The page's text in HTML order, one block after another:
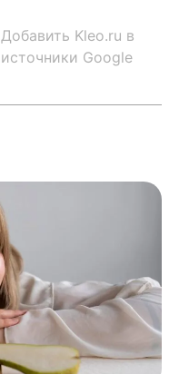
Добавить Kleo.ru в
источники Google